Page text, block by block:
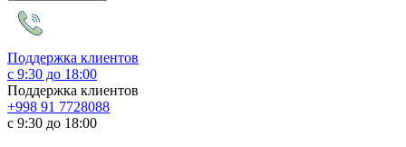
Поддержка клиентов
с 9:30 до 18:00
Поддержка клиентов
+998 91 7728088
с 9:30 до 18:00